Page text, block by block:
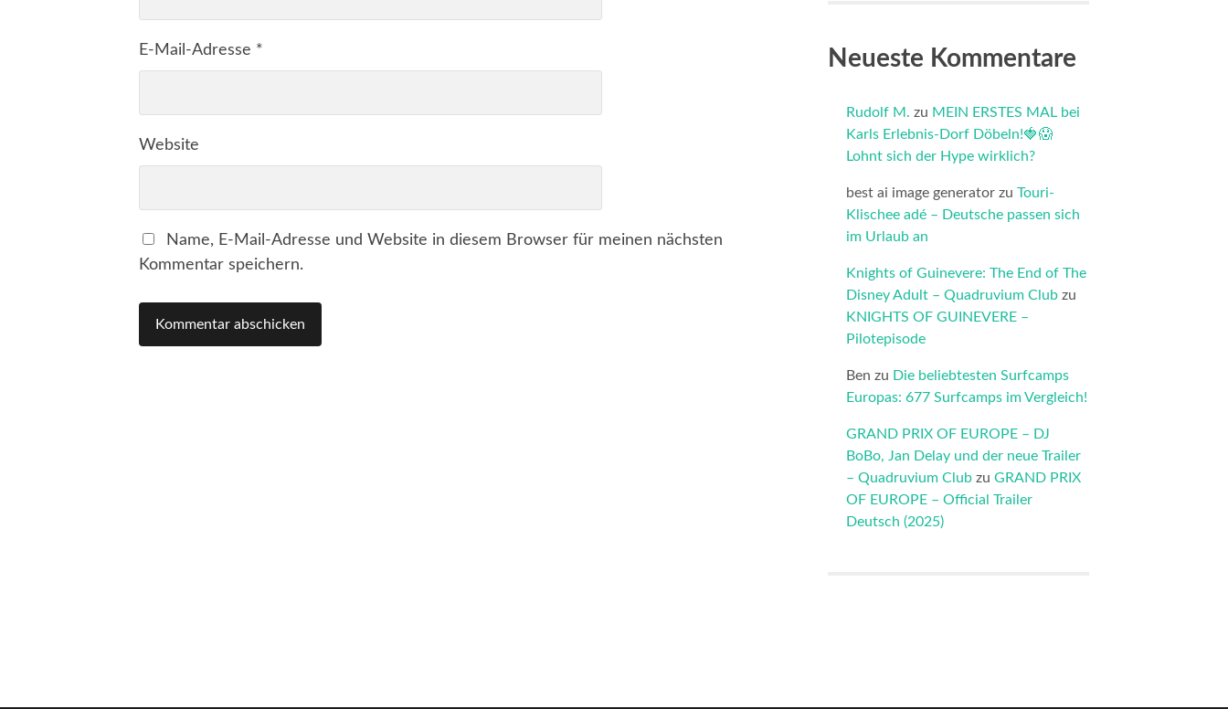
E-Mail-Adresse *
Website
Name, E-Mail-Adresse und Website in diesem Browser für meinen nächsten
Kommentar speichern.
Neueste Kommentare
Rudolf M. zu MEIN ERSTES MAL bei
Karls Erlebnis-Dorf Döbeln!🍓😱
Lohnt sich der Hype wirklich?
best ai image generator zu Touri-
Klischee adé – Deutsche passen sich
im Urlaub an
Knights of Guinevere: The End of The
Disney Adult – Quadruvium Club zu
KNIGHTS OF GUINEVERE –
Pilotepisode
Ben zu Die beliebtesten Surfcamps
Europas: 677 Surfcamps im Vergleich!
GRAND PRIX OF EUROPE – DJ
BoBo, Jan Delay und der neue Trailer
– Quadruvium Club zu GRAND PRIX
OF EUROPE – Official Trailer
Deutsch (2025)